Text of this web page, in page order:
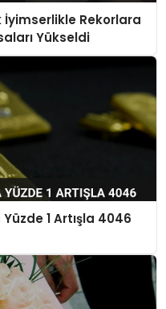
Rekorlara
Yükseldi
1 Artışla 4046